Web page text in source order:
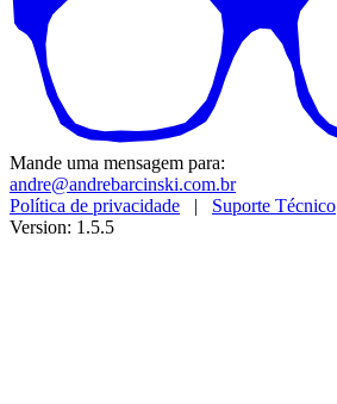
Mande uma mensagem para:
andre@andrebarcinski.com.br
Política de privacidade | Suporte Técnico
Version: 1.5.5